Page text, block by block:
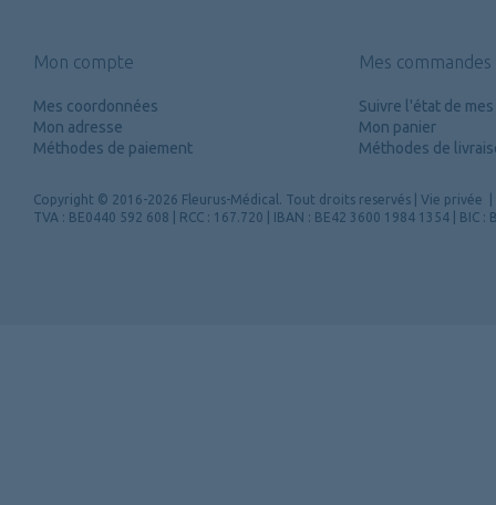
Mon compte
Mes coordonnées
Mon adresse
Méthodes de paiement
Mes commandes
Suivre l'état de
Mon panier
Méthodes de
Copyright © 2016-2026 Fleurus-Médical. Tout droits reservés Vie privée
TVA : BE0440 592 608 | RCC : 167.720 | IBAN : BE42 3600 1984 1354 | BIC :